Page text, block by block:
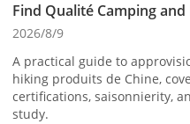
Find Qualité Camping
2026/8/9
A practical guide to
hiking produits de Chine,
certifications, saisonnierity,
study.